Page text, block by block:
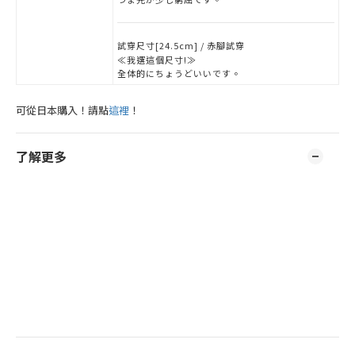
試穿尺寸[24.5cm] / 赤腳試穿
≪我選這個尺寸!≫
全体的にちょうどいいです。
可從日本購入！請點這裡 ！
了解更多